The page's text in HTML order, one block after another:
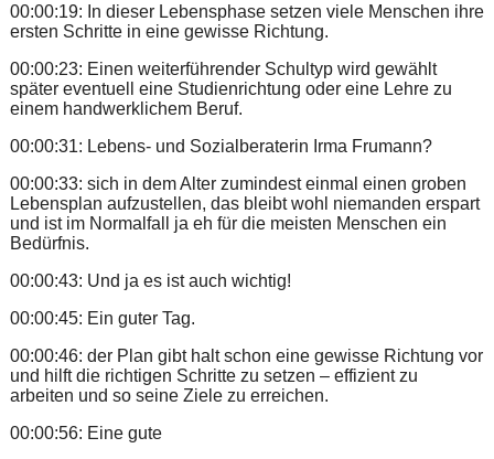
00:00:19: In dieser Lebensphase setzen viele Menschen ihre
ersten Schritte in eine gewisse Richtung.
00:00:23: Einen weiterführender Schultyp wird gewählt
später eventuell eine Studienrichtung oder eine Lehre zu
einem handwerklichem Beruf.
00:00:31: Lebens- und Sozialberaterin Irma Frumann?
00:00:33: sich in dem Alter zumindest einmal einen groben
Lebensplan aufzustellen, das bleibt wohl niemanden erspart
und ist im Normalfall ja eh für die meisten Menschen ein
Bedürfnis.
00:00:43: Und ja es ist auch wichtig!
00:00:45: Ein guter Tag.
00:00:46: der Plan gibt halt schon eine gewisse Richtung vor
und hilft die richtigen Schritte zu setzen – effizient zu
arbeiten und so seine Ziele zu erreichen.
00:00:56: Eine gute